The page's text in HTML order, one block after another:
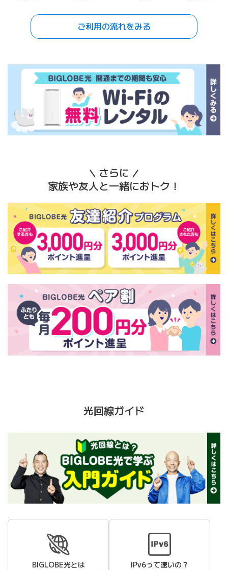
ご利用の流れをみる
さらに
家族や友人と一緒におトク！
光回線ガイド
BIGLOBE光とは IPv6って速いの？